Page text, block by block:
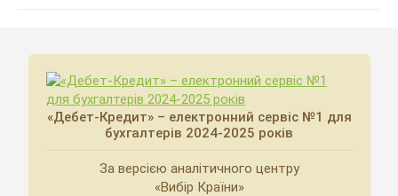
«Дебет-Кредит» – електронний сервіс №1 для
бухгалтерів 2024-2025 років
За версією аналітичного центру
«Вибір Країни»